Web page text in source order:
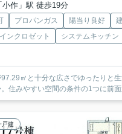
小作」駅 徒歩19分
プロパンガス 陽当り良好
ンクロゼット
システムキッチン
㎡と十分な広さでゆったりと
住みやすい空間の条件の1つに前
戸建